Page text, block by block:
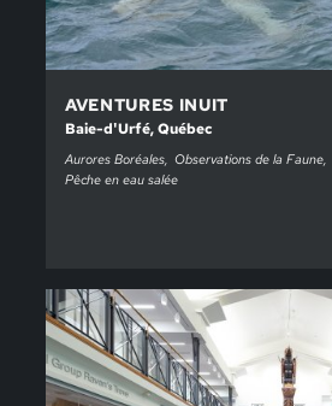
AVENTURES INUIT
Baie-d'Urfé, Québec
Aurores Boréales Observations de la Faune
Pêche en eau salée